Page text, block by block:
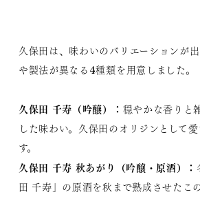
久保田は、味わいのバリエーションが
や製法が異なる4種類を用意しました。
久保田 千寿（吟醸） ： 穏やかな香りと
した味わい。久保田のオリジンとして
す。
久保田 千寿 秋あがり（吟醸・原酒） ：
田 千寿」の原酒を秋まで熟成させたこ